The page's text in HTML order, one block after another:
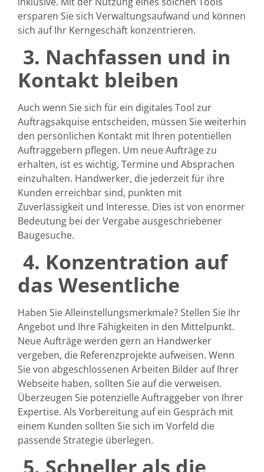
ersparen Sie sich Verwaltungsaufwand und können
sich auf Ihr Kerngeschäft konzentrieren.
3. Nachfassen und in
Kontakt bleiben
Auch wenn Sie sich für ein digitales Tool zur
Auftragsakquise entscheiden, müssen Sie weiterhin
den persönlichen Kontakt mit Ihren potentiellen
Auftraggebern pflegen. Um neue Aufträge zu
erhalten, ist es wichtig, Termine und Absprachen
einzuhalten. Handwerker, die jederzeit für ihre
Kunden erreichbar sind, punkten mit
Zuverlässigkeit und Interesse. Dies ist von enormer
Bedeutung bei der Vergabe ausgeschriebener
Baugesuche.
4. Konzentration auf
das Wesentliche
Haben Sie Alleinstellungsmerkmale? Stellen Sie Ihr
Angebot und Ihre Fähigkeiten in den Mittelpunkt.
Neue Aufträge werden gern an Handwerker
vergeben, die Referenzprojekte aufweisen. Wenn
Sie von abgeschlossenen Arbeiten Bilder auf Ihrer
Webseite haben, sollten Sie auf die verweisen.
Überzeugen Sie potenzielle Auftraggeber von Ihrer
Expertise. Als Vorbereitung auf ein Gespräch mit
einem Kunden sollten Sie sich im Vorfeld die
passende Strategie überlegen.